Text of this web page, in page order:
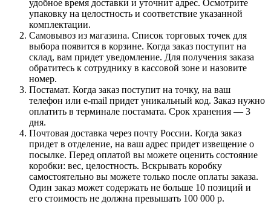
удобное время доставки и уточнит адрес. Осмотрите
упаковку на целостность и соответствие указанной
комплектации.
Самовывоз из магазина. Список торговых точек для
выбора появится в корзине. Когда заказ поступит на
склад, вам придет уведомление. Для получения заказа
обратитесь к сотруднику в кассовой зоне и назовите
номер.
Постамат. Когда заказ поступит на точку, на ваш
телефон или e-mail придет уникальный код. Заказ нужно
оплатить в терминале постамата. Срок хранения — 3
дня.
Почтовая доставка через почту России. Когда заказ
придет в отделение, на ваш адрес придет извещение о
посылке. Перед оплатой вы можете оценить состояние
коробки: вес, целостность. Вскрывать коробку
самостоятельно вы можете только после оплаты заказа.
Один заказ может содержать не больше 10 позиций и
его стоимость не должна превышать 100 000 р.